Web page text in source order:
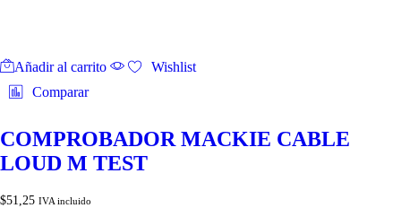
Añadir al carrito
Wishlist
Comparar
COMPROBADOR MACKIE CABLE
LOUD M TEST
$51,25 IVA incluido